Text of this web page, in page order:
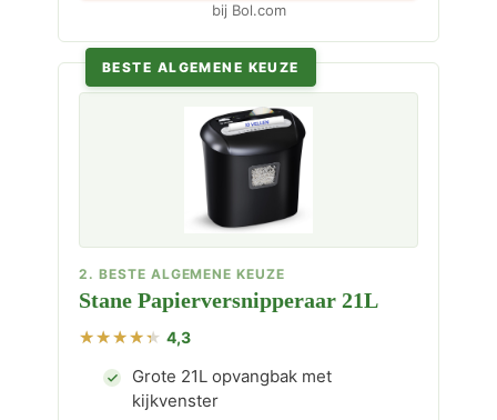
bij Bol.com
BESTE ALGEMENE KEUZE
2. BESTE ALGEMENE KEUZE
Stane Papierversnipperaar 21L
4,3
Grote 21L opvangbak met
kijkvenster